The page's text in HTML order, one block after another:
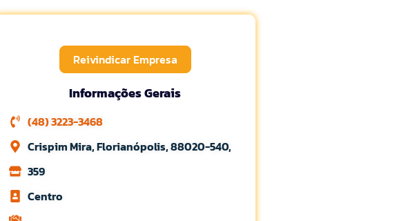
Reivindicar Empresa
Informações Gerais
(48) 3223-3468
Crispim Mira, Florianópolis, 88020-540,
359
Centro